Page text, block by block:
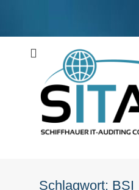
Schiffhauer IT-Auditing
Schlagwort: BSI